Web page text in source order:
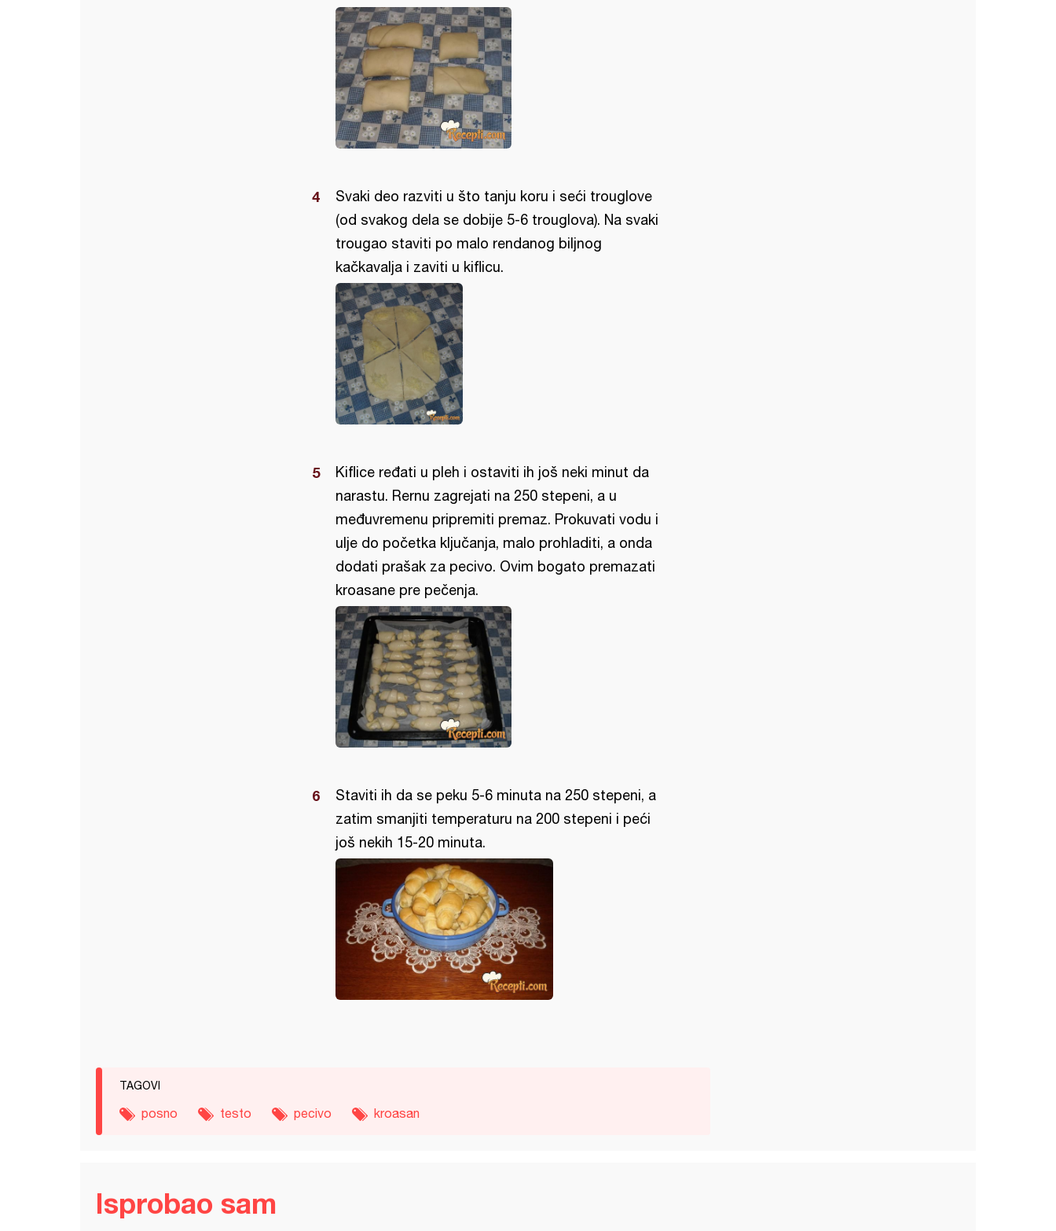
Svaki deo razviti u što tanju koru i seći trouglove
(od svakog dela se dobije 5-6 trouglova). Na svaki
trougao staviti po malo rendanog biljnog
kačkavalja i zaviti u kiflicu.
Kiflice ređati u pleh i ostaviti ih još neki minut da
narastu. Rernu zagrejati na 250 stepeni, a u
međuvremenu pripremiti premaz. Prokuvati vodu i
ulje do početka ključanja, malo prohladiti, a onda
dodati prašak za pecivo. Ovim bogato premazati
kroasane pre pečenja.
Staviti ih da se peku 5-6 minuta na 250 stepeni, a
zatim smanjiti temperaturu na 200 stepeni i peći
još nekih 15-20 minuta.
TAGOVI
posno testo pecivo kroasan
Isprobao sam